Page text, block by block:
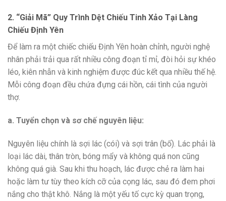
2. “Giải Mã” Quy Trình Dệt Chiếu Tinh Xảo Tại Làng
Chiếu Định Yên
Để làm ra một chiếc chiếu Định Yên hoàn chỉnh, người nghệ
nhân phải trải qua rất nhiều công đoạn tỉ mỉ, đòi hỏi sự khéo
léo, kiên nhẫn và kinh nghiệm được đúc kết qua nhiều thế hệ.
Mỗi công đoạn đều chứa đựng cái hồn, cái tình của người
thợ.
a. Tuyển chọn và sơ chế nguyên liệu:
Nguyên liệu chính là sợi lác (cói) và sợi trân (bố). Lác phải là
loại lác dài, thân tròn, bóng mẩy và không quá non cũng
không quá già. Sau khi thu hoạch, lác được chẻ ra làm hai
hoặc làm tư tùy theo kích cỡ của cọng lác, sau đó đem phơi
nắng cho thật khô. Nắng là một yếu tố cực kỳ quan trọng,